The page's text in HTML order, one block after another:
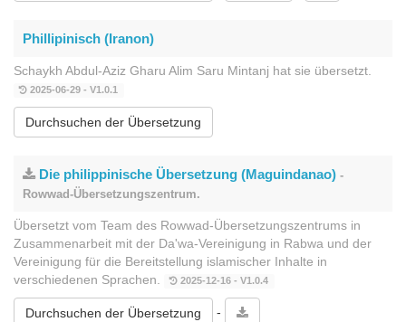
Phillipinisch (Iranon)
Schaykh Abdul-Aziz Gharu Alim Saru Mintanj hat sie übersetzt.
2025-06-29 - V1.0.1
Durchsuchen der Übersetzung
Die philippinische Übersetzung (Maguindanao) -
Rowwad-Übersetzungszentrum.
Übersetzt vom Team des Rowwad-Übersetzungszentrums in
Zusammenarbeit mit der Da'wa-Vereinigung in Rabwa und der
Vereinigung für die Bereitstellung islamischer Inhalte in
verschiedenen Sprachen.
2025-12-16 - V1.0.4
Durchsuchen der Übersetzung -